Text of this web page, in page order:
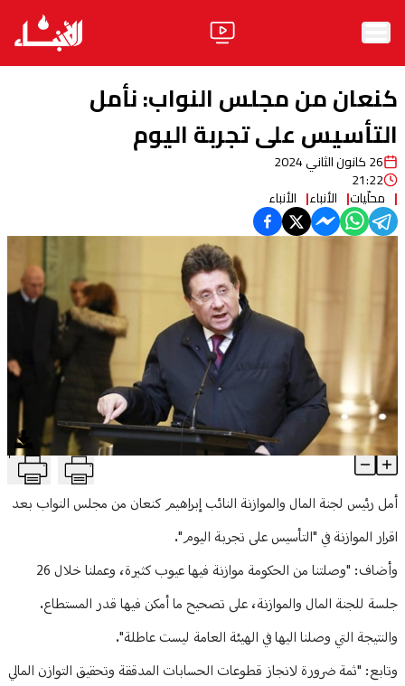
الأخبار
ثقافة ومجتمع
منوعات
آراء
فيديو
مواقف
كنعان من مجلس النواب: نأمل
التأسيس على تجربة اليوم
26 كانون الثاني 2024
21:22
محلّيات الأنباء الأنباء
كنعان من مجلس النواب: نأمل التأسيس على تجربة اليوم T
Article Content
أمل رئيس لجنة المال والموازنة النائب إبراهيم كنعان من مجلس النواب بعد
اقرار الموازنة في "التأسيس على تجربة اليوم".
وأضاف: "وصلتنا من الحكومة موازنة فيها عيوب كثيرة، وعملنا خلال 26
جلسة للجنة المال والموازنة، على تصحيح ما أمكن فيها قدر المستطاع.
والنتيجة التي وصلنا اليها في الهيئة العامة ليست عاطلة".
وتابع: "ثمة ضرورة لانجاز قطوعات الحسابات المدققة وتحقيق التوازن المالي